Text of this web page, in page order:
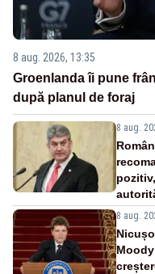
8 aug. 2026, 13:35
Groenlanda îi pune
după planul de foraj
8 aug.
8 aug.